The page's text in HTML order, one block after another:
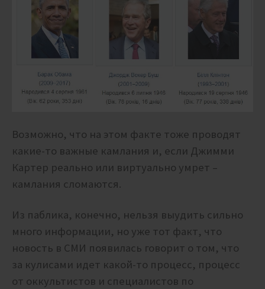
Возможно, что на этом факте тоже проводят
какие-то важные камлания и, если Джимми
Картер реально или виртуально умрет –
камлания сломаются.
Из паблика, конечно, нельзя выудить сильно
много информации, но уже тот факт, что
новость в СМИ появилась говорит о том, что
за кулисами идет какой-то процесс, процесс
от оккультистов и специалистов по